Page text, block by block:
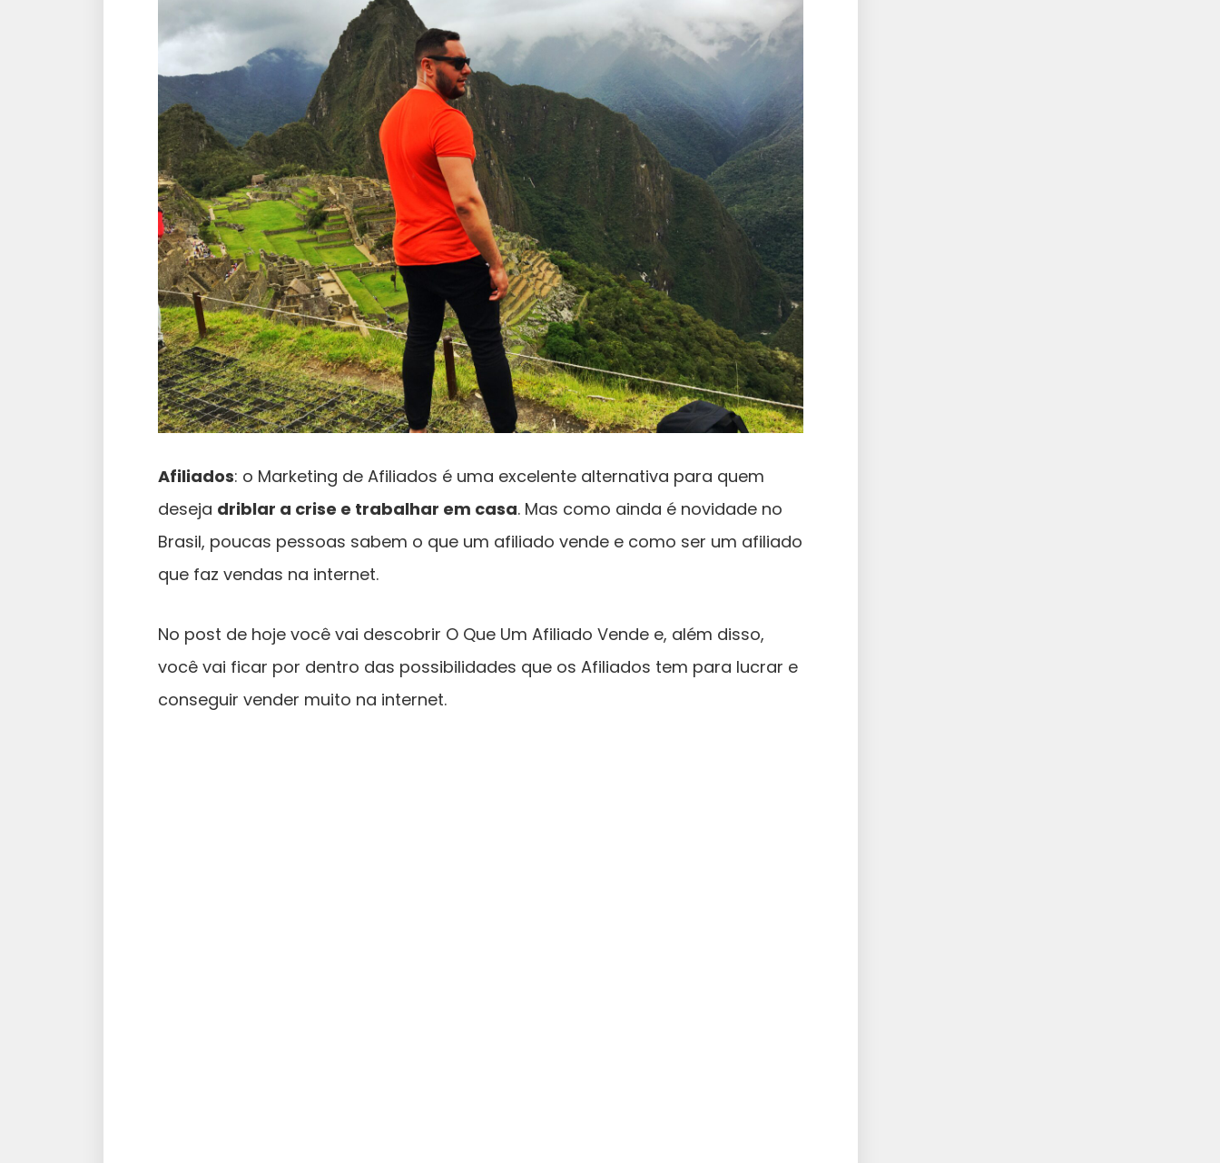
Afiliados: o Marketing de Afiliados é uma excelente alternativa para quem
deseja driblar a crise e trabalhar em casa. Mas como ainda é novidade no
Brasil, poucas pessoas sabem o que um afiliado vende e como ser um afiliado
que faz vendas na internet.
No post de hoje você vai descobrir O Que Um Afiliado Vende e, além disso,
você vai ficar por dentro das possibilidades que os Afiliados tem para lucrar e
conseguir vender muito na internet.